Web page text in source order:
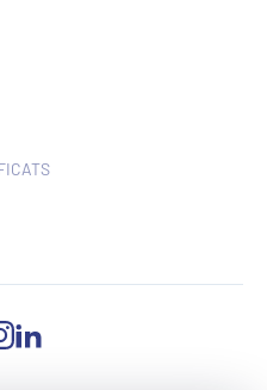
INSTAGRAM
LINKEDIN